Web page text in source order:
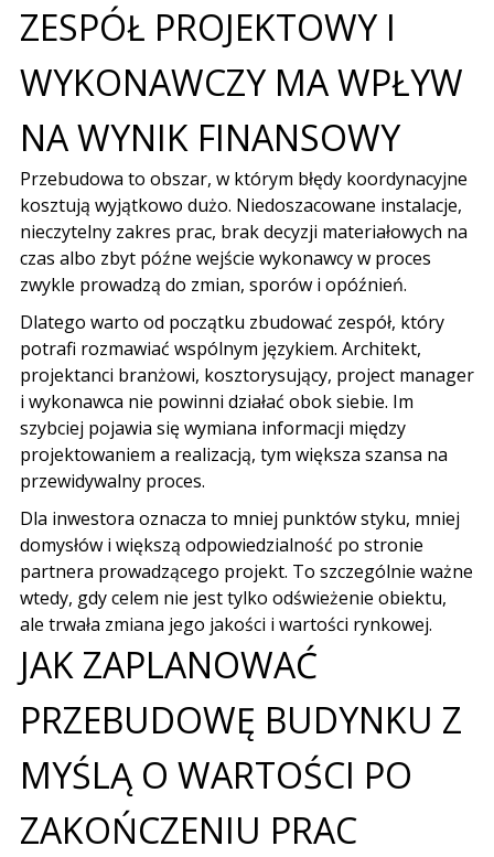
ZESPÓŁ PROJEKTOWY I
WYKONAWCZY MA WPŁYW
NA WYNIK FINANSOWY
Przebudowa to obszar, w którym błędy koordynacyjne
kosztują wyjątkowo dużo. Niedoszacowane instalacje,
nieczytelny zakres prac, brak decyzji materiałowych na
czas albo zbyt późne wejście wykonawcy w proces
zwykle prowadzą do zmian, sporów i opóźnień.
Dlatego warto od początku zbudować zespół, który
potrafi rozmawiać wspólnym językiem. Architekt,
projektanci branżowi, kosztorysujący, project manager
i wykonawca nie powinni działać obok siebie. Im
szybciej pojawia się wymiana informacji między
projektowaniem a realizacją, tym większa szansa na
przewidywalny proces.
Dla inwestora oznacza to mniej punktów styku, mniej
domysłów i większą odpowiedzialność po stronie
partnera prowadzącego projekt. To szczególnie ważne
wtedy, gdy celem nie jest tylko odświeżenie obiektu,
ale trwała zmiana jego jakości i wartości rynkowej.
JAK ZAPLANOWAĆ
PRZEBUDOWĘ BUDYNKU Z
MYŚLĄ O WARTOŚCI PO
ZAKOŃCZENIU PRAC